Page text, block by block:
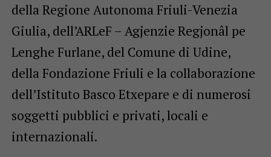
della Regione Autonoma Friuli-Venezia
Giulia, dell’ARLeF – Agjenzie Regjonâl pe
Lenghe Furlane, del Comune di Udine,
della Fondazione Friuli e la collaborazione
dell’Istituto Basco Etxepare e di numerosi
soggetti pubblici e privati, locali e
internazionali.